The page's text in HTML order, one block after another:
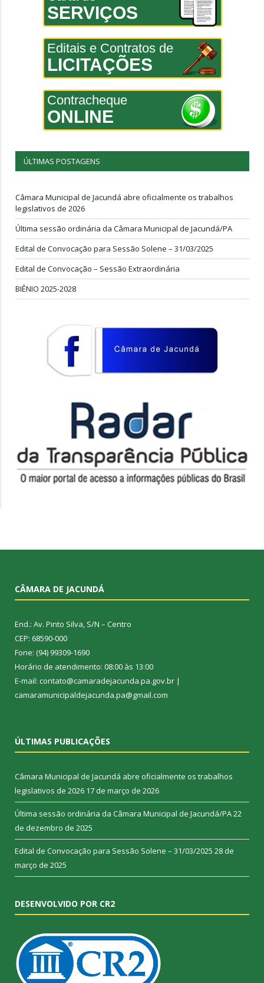
SERVIÇOS
Editais e Contratos de
LICITAÇÕES
Contracheque
ONLINE
ÚLTIMAS POSTAGENS
Câmara Municipal de Jacundá abre oficialmente os trabalhos
legislativos de 2026
Última sessão ordinária da Câmara Municipal de Jacundá/PA
Edital de Convocação para Sessão Solene – 31/03/2025
Edital de Convocação – Sessão Extraordinária
BIÊNIO 2025-2028
CÂMARA DE JACUNDÁ
End.: Av. Pinto Silva, S/N – Centro
CEP: 68590-000
Fone: (94) 99309-1690
Horário de atendimento: 08:00 às 13:00
E-mail: contato@camaradejacunda.pa.gov.br |
camaramunicipaldejacunda.pa@gmail.com
ÚLTIMAS PUBLICAÇÕES
Câmara Municipal de Jacundá abre oficialmente os trabalhos
legislativos de 2026 17 de março de 2026
Última sessão ordinária da Câmara Municipal de Jacundá/PA22
de dezembro de 2025
Edital de Convocação para Sessão Solene – 31/03/2025 28 de
março de 2025
DESENVOLVIDO POR CR2